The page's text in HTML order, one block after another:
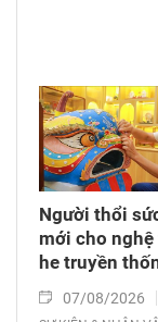
Người thổi
mới cho
he truyền
07/08/2026